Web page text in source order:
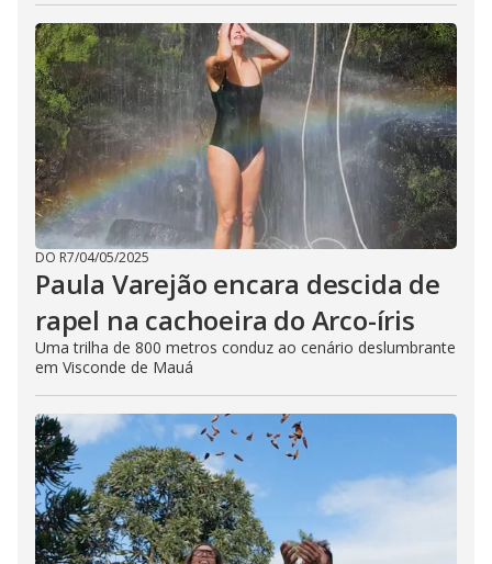
DO R7/04/05/2025
Paula Varejão encara descida de
rapel na cachoeira do Arco-íris
Uma trilha de 800 metros conduz ao cenário deslumbrante
em Visconde de Mauá